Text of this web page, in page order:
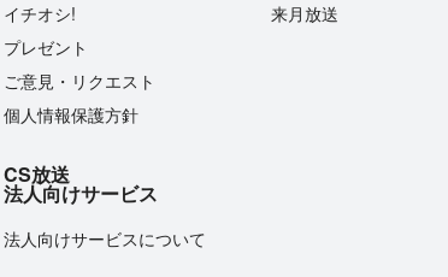
イチオシ!
プレゼント
ご意見・リクエスト
個人情報保護方針
CS放送
法人向けサービス
法人向けサービスについて
来月放送